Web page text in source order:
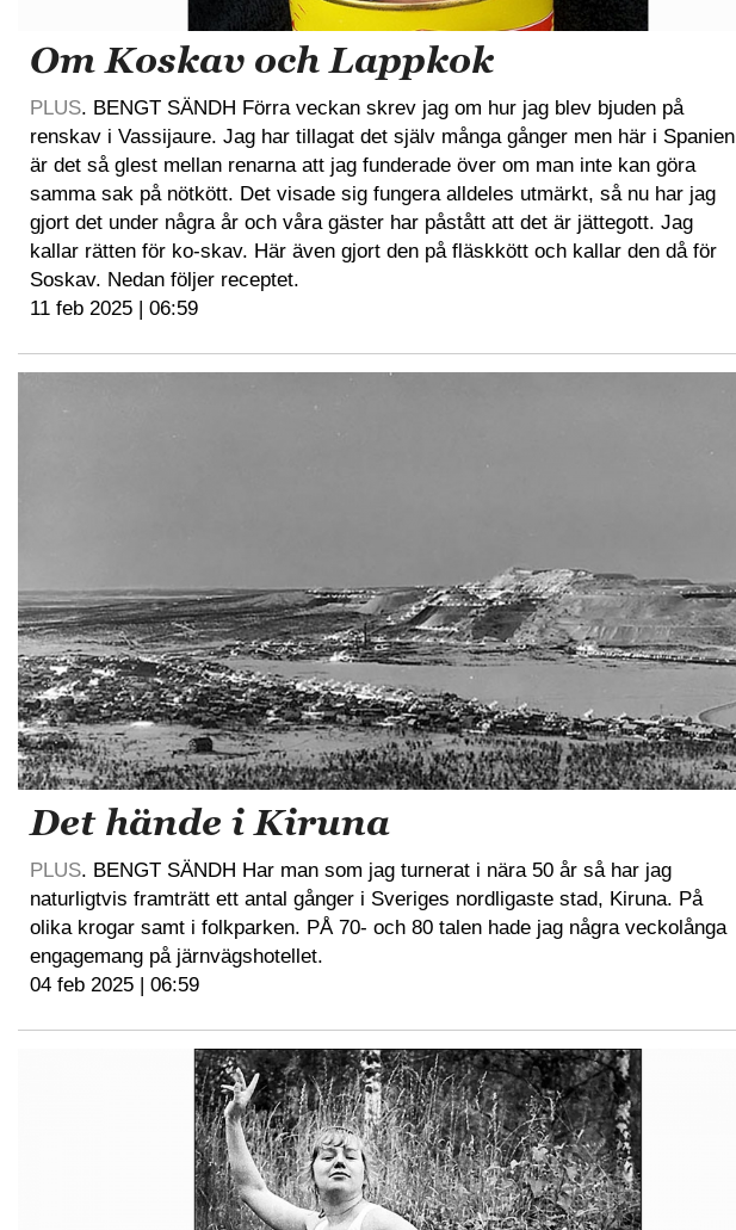
Om Koskav och Lappkok
PLUS. BENGT SÄNDH Förra veckan skrev jag om hur jag blev bjuden på
renskav i Vassijaure. Jag har tillagat det själv många gånger men här i Spanien
är det så glest mellan renarna att jag funderade över om man inte kan göra
samma sak på nötkött. Det visade sig fungera alldeles utmärkt, så nu har jag
gjort det under några år och våra gäster har påstått att det är jättegott. Jag
kallar rätten för ko-skav. Här även gjort den på fläskkött och kallar den då för
Soskav. Nedan följer receptet.
11 feb 2025 | 06:59
Det hände i Kiruna
PLUS. BENGT SÄNDH Har man som jag turnerat i nära 50 år så har jag
naturligtvis framträtt ett antal gånger i Sveriges nordligaste stad, Kiruna. På
olika krogar samt i folkparken. PÅ 70- och 80 talen hade jag några veckolånga
engagemang på järnvägshotellet.
04 feb 2025 | 06:59